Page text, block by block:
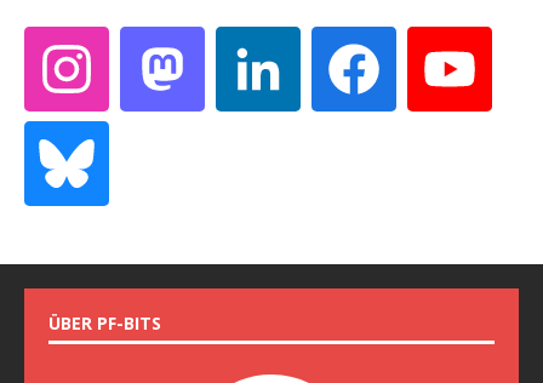
ÜBER PF-BITS